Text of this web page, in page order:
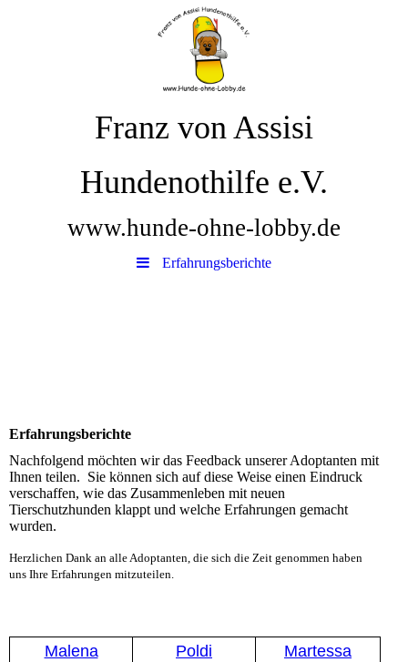
Franz von Assisi
Hundenothilfe e.V.
www.hunde-ohne-lobby.de
Erfahrungsberichte
Erfahrungsberichte
Nachfolgend möchten wir das Feedback unserer Adoptanten mit
Ihnen teilen. Sie können sich auf diese Weise einen Eindruck
verschaffen, wie das Zusammenleben mit neuen
Tierschutzhunden klappt und welche Erfahrungen gemacht
wurden.
Herzlichen Dank an alle Adoptanten, die sich die Zeit genommen haben
uns Ihre Erfahrungen mitzuteilen.
Malena Poldi Martessa